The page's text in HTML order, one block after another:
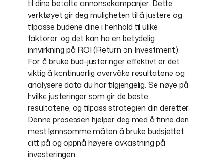
til dine betalte annonsekampanjer. Dette
verktøyet gir deg muligheten til å justere og
tilpasse budene dine i henhold til ulike
faktorer, og det kan ha en betydelig
innvirkning på ROI (Return on Investment).
For å bruke bud-justeringer effektivt er det
viktig å kontinuerlig overvåke resultatene og
analysere data du har tilgjengelig. Se nøye på
hvilke justeringer som gir de beste
resultatene, og tilpass strategien din deretter.
Denne prosessen hjelper deg med å finne den
mest lønnsomme måten å bruke budsjettet
ditt på og oppnå høyere avkastning på
investeringen.